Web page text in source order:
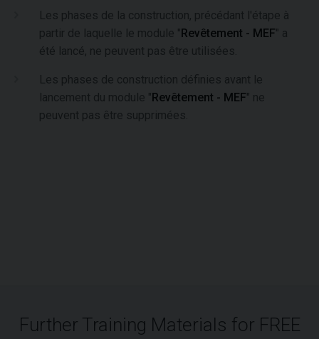
Les phases de la construction, précédant l'étape à
partir de laquelle le module "Revêtement - MEF" a
été lancé, ne peuvent pas être utilisées.
Les phases de construction définies avant le
lancement du module "Revêtement - MEF" ne
peuvent pas être supprimées.
Further Training Materials for FREE